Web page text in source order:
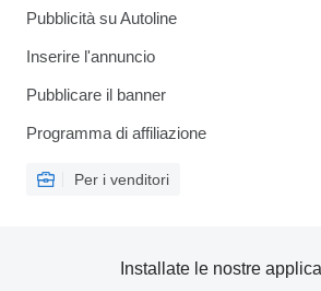
Pubblicità su Autoline
Inserire l'annuncio
Pubblicare il banner
Programma di affiliazione
Per i venditori
Installate le nostre